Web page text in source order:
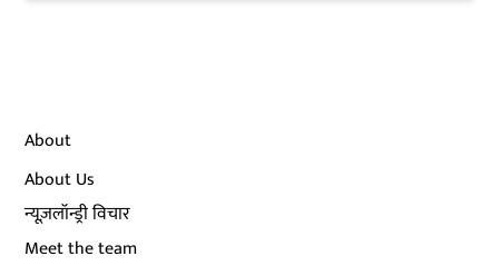
About
About Us
न्यूज़लॉन्ड्री विचार
Meet the team